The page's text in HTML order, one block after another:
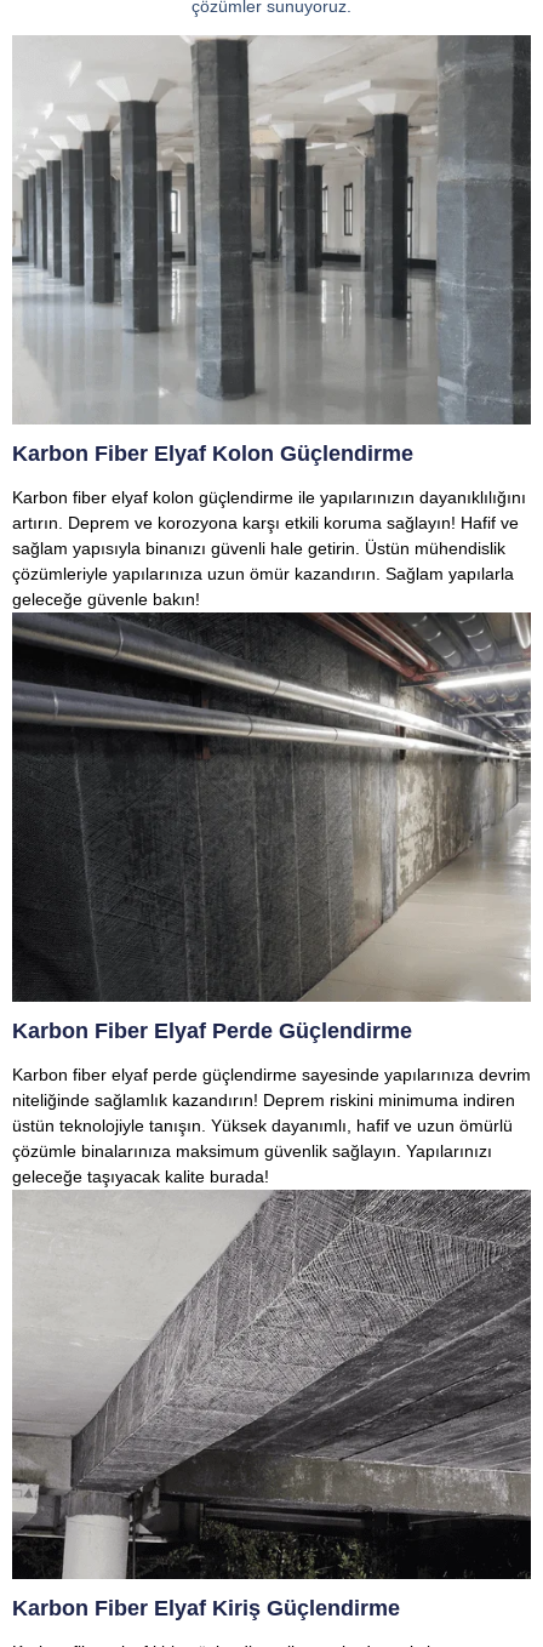
çözümler sunuyoruz.
Karbon Fiber Elyaf Kolon Güçlendirme
Karbon fiber elyaf kolon güçlendirme ile yapılarınızın dayanıklılığını
artırın. Deprem ve korozyona karşı etkili koruma sağlayın! Hafif ve
sağlam yapısıyla binanızı güvenli hale getirin. Üstün mühendislik
çözümleriyle yapılarınıza uzun ömür kazandırın. Sağlam yapılarla
geleceğe güvenle bakın!
Karbon Fiber Elyaf Perde Güçlendirme
Karbon fiber elyaf perde güçlendirme sayesinde yapılarınıza devrim
niteliğinde sağlamlık kazandırın! Deprem riskini minimuma indiren
üstün teknolojiyle tanışın. Yüksek dayanımlı, hafif ve uzun ömürlü
çözümle binalarınıza maksimum güvenlik sağlayın. Yapılarınızı
geleceğe taşıyacak kalite burada!
Karbon Fiber Elyaf Kiriş Güçlendirme